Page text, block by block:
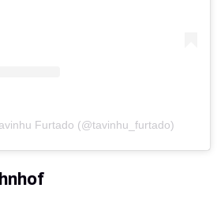
Furtado (@tavinhu_furtado)